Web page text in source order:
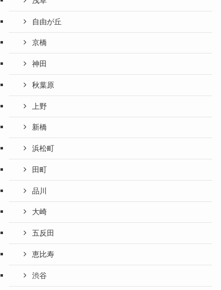
自由が丘
京橋
神田
秋葉原
上野
新橋
浜松町
田町
品川
大崎
五反田
恵比寿
渋谷